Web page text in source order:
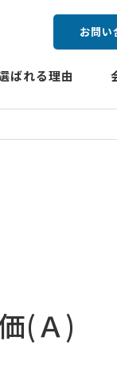
お問い
ばれる理由
(Ａ)